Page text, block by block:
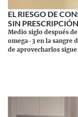
EL RIESGO DE
SIN
Medio siglo después
omega-3 en la sangre
de aprovecharlos